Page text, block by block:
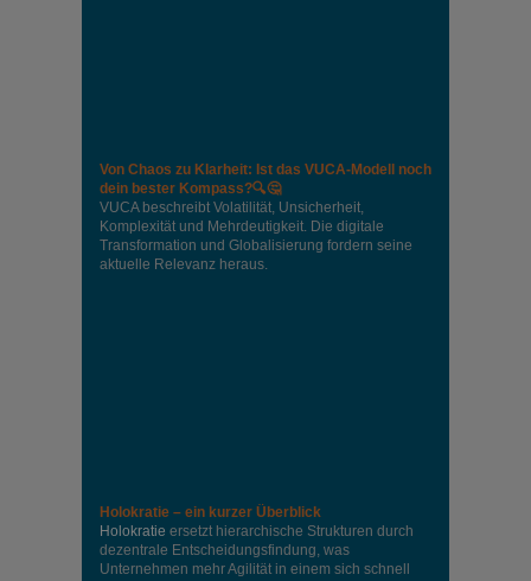
Von Chaos zu Klarheit: Ist das VUCA-Modell noch
dein bester Kompass?🔍🤔
VUCA beschreibt Volatilität, Unsicherheit,
Komplexität und Mehrdeutigkeit. Die digitale
Transformation und Globalisierung fordern seine
aktuelle Relevanz heraus.
Holokratie – ein kurzer Überblick
Holokratie ersetzt hierarchische Strukturen durch
dezentrale Entscheidungsfindung, was
Unternehmen mehr Agilität in einem sich schnell